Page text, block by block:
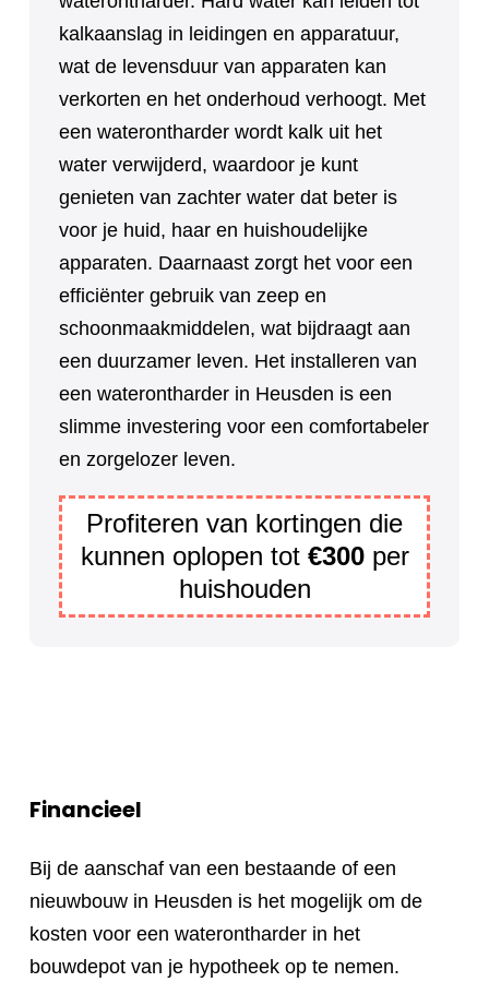
kalkaanslag in leidingen en apparatuur,
wat de levensduur van apparaten kan
verkorten en het onderhoud verhoogt. Met
een waterontharder wordt kalk uit het
water verwijderd, waardoor je kunt
genieten van zachter water dat beter is
voor je huid, haar en huishoudelijke
apparaten. Daarnaast zorgt het voor een
efficiënter gebruik van zeep en
schoonmaakmiddelen, wat bijdraagt aan
een duurzamer leven. Het installeren van
een waterontharder in Heusden is een
slimme investering voor een comfortabeler
en zorgelozer leven.
Profiteren van kortingen die
kunnen oplopen tot €300 per
huishouden
Financieel
Bij de aanschaf van een bestaande of een
nieuwbouw in Heusden is het mogelijk om de
kosten voor een waterontharder in het
bouwdepot van je hypotheek op te nemen.